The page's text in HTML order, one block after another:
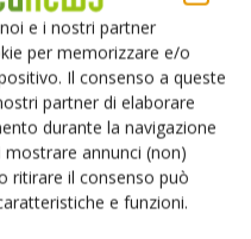
e i nostri partner
per memorizzare e/o
Il consenso a queste
partner di elaborare
durante la navigazione
annunci (non)
ritirare il consenso può
e funzioni.
possono dare
alla posizione sulla
di movimento con
è una delle
embedded di nuova
di interazione
interagendo con l'utente